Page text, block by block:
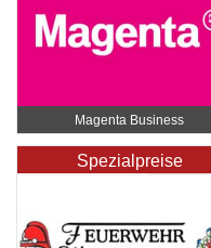
Magenta Business
Spezialpreise